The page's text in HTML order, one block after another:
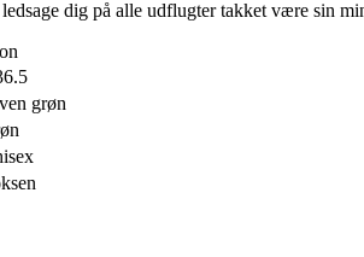
dig på alle udflugter takket være sin
grøn